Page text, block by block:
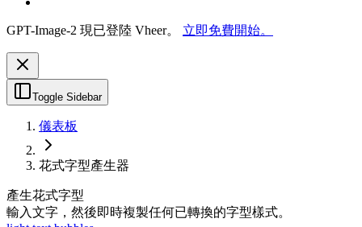
GPT-Image-2 現已登陸 Vheer。 立即免費開始。
Toggle Sidebar
儀表板
花式字型產生器
產生花式字型
輸入文字，然後即時複製任何已轉換的字型樣式。